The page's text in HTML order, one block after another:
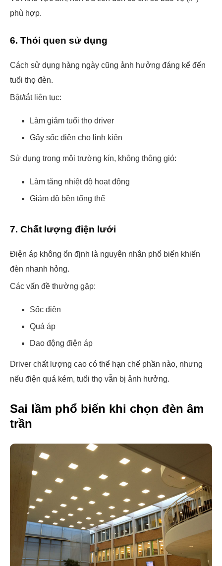
phù hợp.
6. Thói quen sử dụng
Cách sử dụng hàng ngày cũng ảnh hưởng đáng kể đến
tuổi thọ đèn.
Bật/tắt liên tục:
Làm giảm tuổi thọ driver
Gây sốc điện cho linh kiện
Sử dụng trong môi trường kín, không thông gió:
Làm tăng nhiệt độ hoạt động
Giảm độ bền tổng thể
7. Chất lượng điện lưới
Điện áp không ổn định là nguyên nhân phổ biến khiến
đèn nhanh hỏng.
Các vấn đề thường gặp:
Sốc điện
Quá áp
Dao động điện áp
Driver chất lượng cao có thể hạn chế phần nào, nhưng
nếu điện quá kém, tuổi thọ vẫn bị ảnh hưởng.
Sai lầm phổ biến khi chọn đèn âm
trần